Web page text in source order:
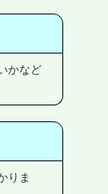
かなど
りま